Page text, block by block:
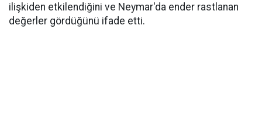
ilişkiden etkilendiğini ve Neymar'da ender rastlanan
değerler gördüğünü ifade etti.